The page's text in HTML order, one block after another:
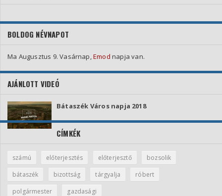
BOLDOG NÉVNAPOT
Ma Augusztus 9. Vasárnap,Emod napja van.
AJÁNLOTT VIDEÓ
Bátaszék Város napja 2018
CÍMKÉK
számú előterjesztés előterjesztő
bozsolik
bátaszék
bizottság tárgyalja
róbert
polgármester
gazdasági